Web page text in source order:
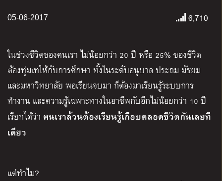
05-06-2017 6,710
ในช่วงชีวิตของคนเรา ไม่น้อยกว่า 20 ปี หรือ 25% ของชีวิต
ต้องทุ่มเทให้กับการศึกษา ทั้งในระดับอนุบาล ประถม มัธยม
และมหาวิทยาลัย พอเรียนจบมา ก็ต้องมาเรียนรู้ระบบการ
ทำงาน และความรู้เฉพาะทางในอาชีพกับอีกไม่น้อยกว่า 10 ปี
เรียกได้ว่า คนเราล้วนต้องเรียนรู้เกือบตลอดชีวิตกันเลยที
เดียว
แต่ทำไม?